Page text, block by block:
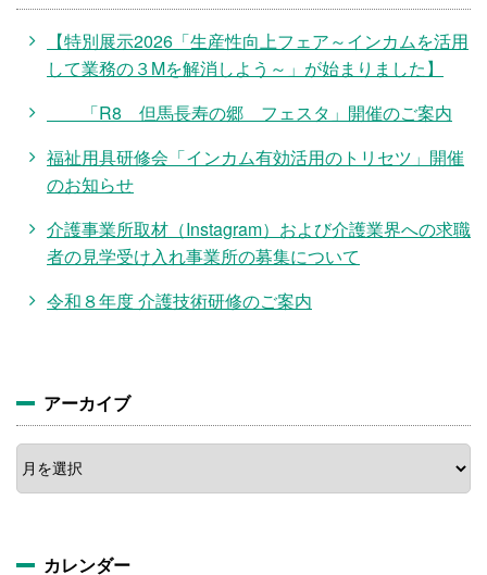
【特別展示2026「生産性向上フェア～インカムを活用
して業務の３Mを解消しよう～」が始まりました】
「R8 但馬長寿の郷 フェスタ」開催のご案内
福祉用具研修会「インカム有効活用のトリセツ」開催
のお知らせ
介護事業所取材（Instagram）および介護業界への求職
者の見学受け入れ事業所の募集について
令和８年度 介護技術研修のご案内
アーカイブ
ア
ー
カ
カレンダー